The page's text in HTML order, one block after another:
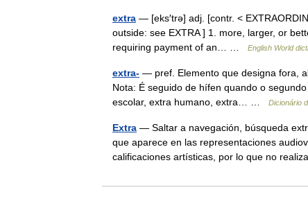
extra — [eks′trə] adj. [contr. <
outside: see EXTRA ] 1. more, larger, or
requiring payment of an… …
English World
extra- — pref. Elemento que designa fora,
Nota: É seguido de hífen quando o
escolar, extra humano, extra… …
Dicionário
Extra — Saltar a navegación, búsqueda
que aparece en las representaciones
calificaciones artísticas, por lo que no